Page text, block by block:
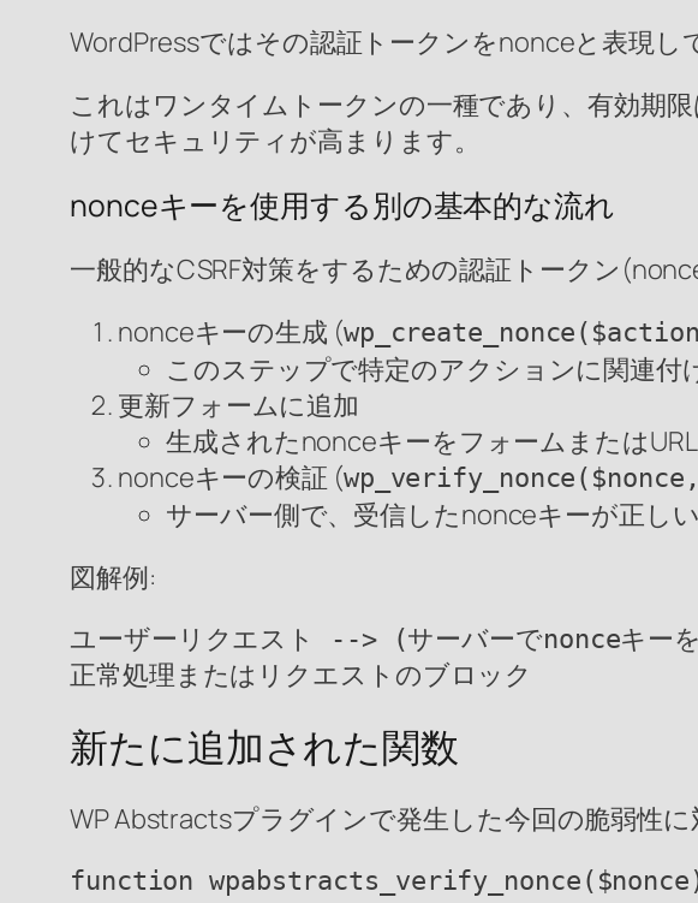
WordPressではその認証トークンをnonceと表現し
これはワンタイムトークンの一種であり、有効期
けてセキュリティが高まります。
nonceキーを使用する別の基本的な流れ
一般的なCSRF対策をするための認証トークン
nonceキーの生成 (
このステップで特定のアクションに関連付
更新フォームに追加
生成されたnonceキーをフォームまたはURL
nonceキーの検証 (
サーバー側で、受信したnonceキーが正し
図解例:
ユーザーリクエスト --> (サーバーでnonceキ
正常処理またはリクエストのブロック
新たに追加された関数
WP Abstractsプラグインで発生した今回の脆弱性
function